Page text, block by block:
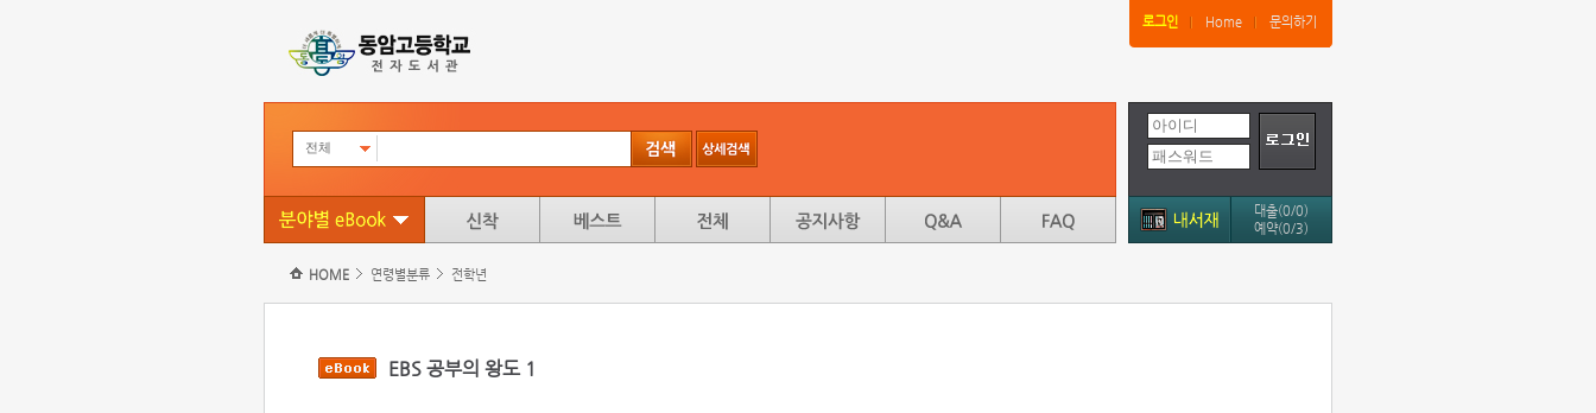
로그인 Home 문의하기
전체
대출(0/0)
예약(0/3)
HOME 연령별분류 전학년
EBS 공부의 왕도 1